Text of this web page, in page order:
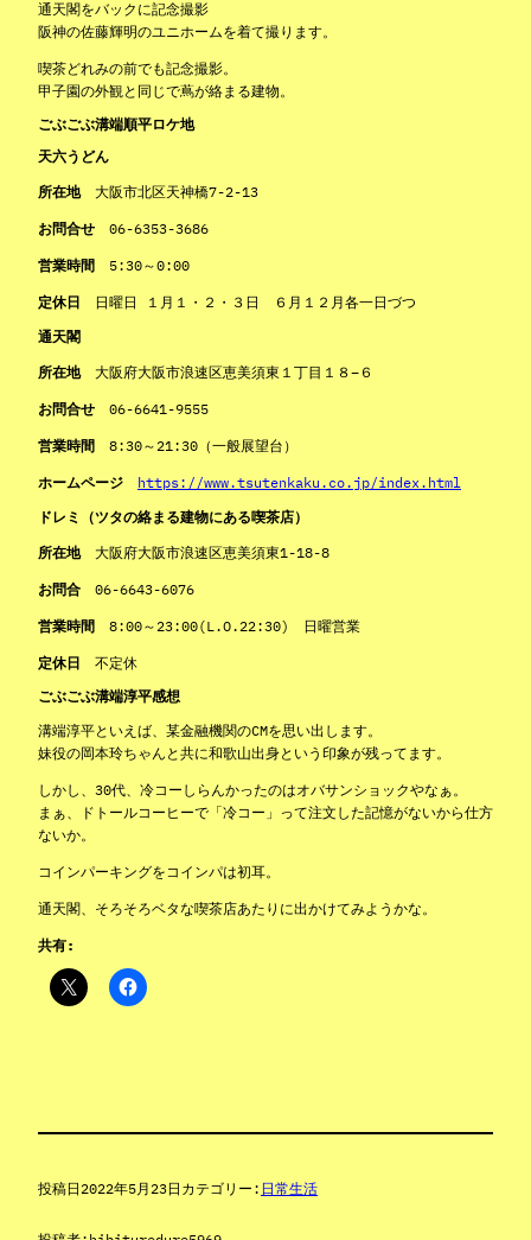
通天閣をバックに記念撮影
阪神の佐藤輝明のユニホームを着て撮ります。
喫茶どれみの前でも記念撮影。
甲子園の外観と同じで蔦が絡まる建物。
ごぶごぶ溝端順平ロケ地
天六うどん
所在地大阪市北区天神橋7-2-13
お問合せ 06-6353-3686
営業時間 5:30～0:00
定休日 日曜日 １月１・２・３日 ６月１２月各一日づつ
通天閣
所在地大阪府大阪市浪速区恵美須東１丁目１８−６
お問合せ 06-6641-9555
営業時間 8:30～21:30（一般展望台）
ホームページ
https://www.tsutenkaku.co.jp/index.html
ドレミ（ツタの絡まる建物にある喫茶店）
所在地大阪府大阪市浪速区恵美須東1-18-8
お問合 06-6643-6076
営業時間 8:00～23:00(L.O.22:30) 日曜営業
定休日 不定休
ごぶごぶ溝端淳平感想
溝端淳平といえば、某金融機関のCMを思い出します。
妹役の岡本玲ちゃんと共に和歌山出身という印象が残ってます。
しかし、30代、冷コーしらんかったのはオバサンショックやなぁ。
まぁ、ドトールコーヒーで「冷コー」って注文した記憶がないから仕方
ないか。
コインパーキングをコインパは初耳。
通天閣、そろそろベタな喫茶店あたりに出かけてみようかな。
共有:
投稿日2022年5月23日 カテゴリー: 日常生活